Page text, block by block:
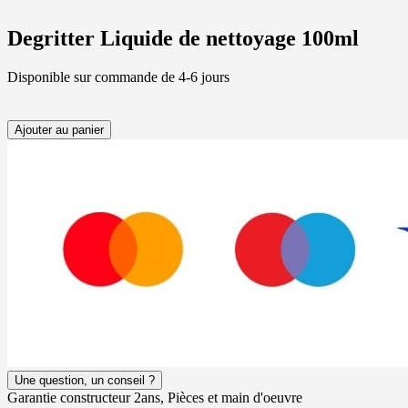
Degritter Liquide de nettoyage 100ml
Disponible sur commande de 4-6 jours
Ajouter au panier
Une question, un conseil ?
Garantie constructeur 2ans, Pièces et main d'oeuvre